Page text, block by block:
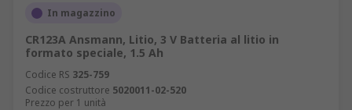
In magazzino
CR123A Ansmann, Litio, 3 V Batteria al litio in
formato speciale, 1.5 Ah
Codice RS 325-759
Codice costruttore 5020011-02-520
Prezzo per 1 unità